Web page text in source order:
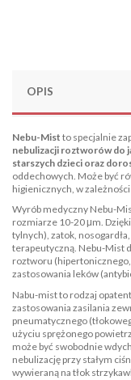
OPIS
Nebu-Mist to specjalnie
nebulizacji roztworów do
starszych dzieci oraz
oddechowych. Może być
higienicznych, w
Wyrób medyczny Nebu-
rozmiarze 10-20 μm.
tylnych), zatok,
terapeutyczną. Nebu-Mist
roztworu
zastosowania leków
Nabu-mist to rodzaj
zastosowania zasilania
pneumatycznego
użyciu sprężonego
może być swobodnie
nebulizację przy stałym
wywieraną na tłok